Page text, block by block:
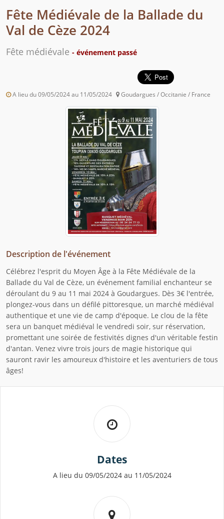
Fête Médiévale de la Ballade du
Val de Cèze 2024
Fête médiévale - événement passé
A lieu du 09/05/2024 au 11/05/2024 Goudargues / Occitanie / France
Description de l'événement
Célébrez l'esprit du Moyen Âge à la Fête Médiévale de la
Ballade du Val de Cèze, un événement familial enchanteur se
déroulant du 9 au 11 mai 2024 à Goudargues. Dès 3€ l'entrée,
plongez-vous dans un défilé pittoresque, un marché médiéval
authentique et une vie de camp d'époque. Le clou de la fête
sera un banquet médiéval le vendredi soir, sur réservation,
promettant une soirée de festivités dignes d'un véritable festin
d'antan. Venez vivre trois jours de magie historique qui
sauront ravir les amoureux d'histoire et les aventuriers de tous
âges!
Dates
A lieu du 09/05/2024 au 11/05/2024